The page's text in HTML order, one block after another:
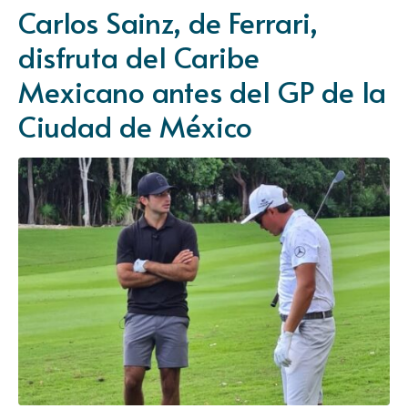
Carlos Sainz, de Ferrari,
disfruta del Caribe
Mexicano antes del GP de la
Ciudad de México